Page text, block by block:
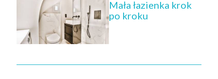
Mała łazienka krok
po kroku